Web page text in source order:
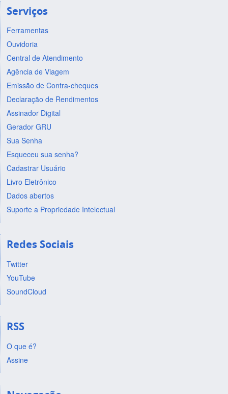
Serviços
Ferramentas
Ouvidoria
Central de Atendimento
Agência de Viagem
Emissão de Contra-cheques
Declaração de Rendimentos
Assinador Digital
Gerador GRU
Sua Senha
Esqueceu sua senha?
Cadastrar Usuário
Livro Eletrônico
Dados abertos
Suporte a Propriedade Intelectual
Redes Sociais
Twitter
YouTube
SoundCloud
RSS
O que é?
Assine